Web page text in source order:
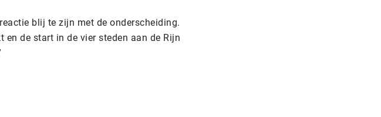
blij te zijn met de onderscheiding.
en de start in de vier steden aan de Rijn